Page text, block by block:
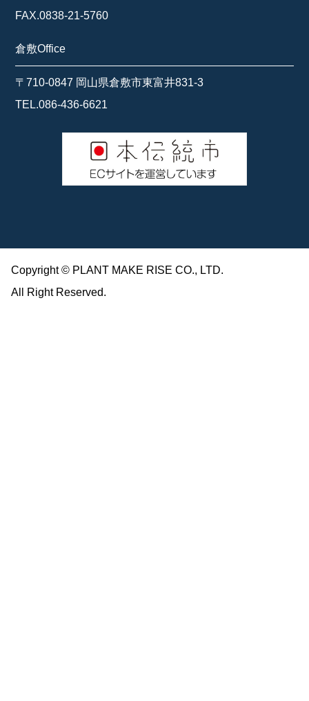
FAX.0838-21-5760
倉敷Office
〒710-0847 岡山県倉敷市東富井831-3
TEL.086-436-6621
Copyright © PLANT MAKE RISE CO., LTD.
All Right Reserved.